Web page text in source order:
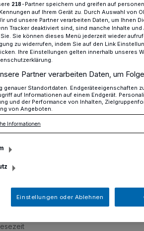
Flüchtlinge unterstützen Hospiz
Spende möchten wir
erklärt der
Assila, bei der
Hochdahl.
218-Partner speichern und greifen auf
auf Ihrem Gerät zu. Durch Auswahl von
und unsere Partner verarbeiten Daten, um Ihnen
Tracker deaktiviert sind, sind manche Inhalte
Sie können dieses Menü jederzeit wieder
zu widerrufen, indem Sie auf den Link
Ihre Einstellungen gelten innerhalb unseres
Partner verarbeiten Daten, um
genauer Standortdaten. Endgeräteeigenschaften
auf Informationen auf einem Endgerät.
und der Performance von Inhalten,
von Angeboten.
Informationen
Einstellungen oder Ablehnen